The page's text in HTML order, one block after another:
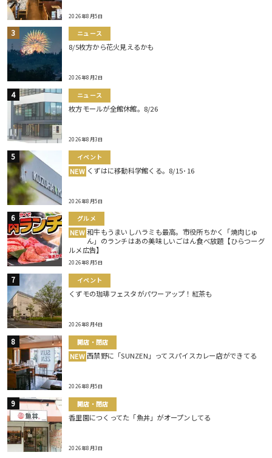
2026年8月5日
ニュース
8/5枚方から花火見えるかも
2026年8月2日
ニュース
枚方モールが全館休館。8/26
2026年8月3日
イベント
NEW くずはに移動科学館くる。8/15･16
2026年8月5日
グルメ
NEW 和牛もうまいしハラミも最高。市役所ちかく「焼肉じゅ
ん」のランチはあの美味しいごはん食べ放題【ひらつーグ
ルメ広告】
2026年8月5日
イベント
くずモの珈琲フェスタがパワーアップ！紅茶も
2026年8月4日
開店・閉店
NEW 西禁野に「SUNZEN」ってスパイスカレー店ができてる
2026年8月5日
開店・閉店
香里園につくってた「魚丼」がオープンしてる
2026年8月3日